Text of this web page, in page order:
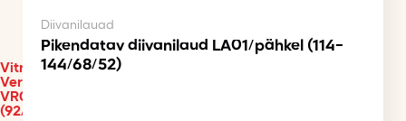
Vitriinkapp
Vero
VR04
(92/38,5/147)
Diivanilauad
Pikendatav diivanilaud LA01/pähkel (114-
144/68/52)